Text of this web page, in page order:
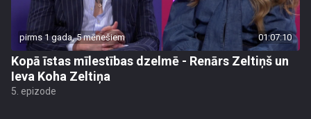
pirms 1 gada, 5 mēnešiem 01:07:10
Kopā īstas mīlestības dzelmē - Renārs Zeltiņš un
Ieva Koha Zeltiņa
5. epizode